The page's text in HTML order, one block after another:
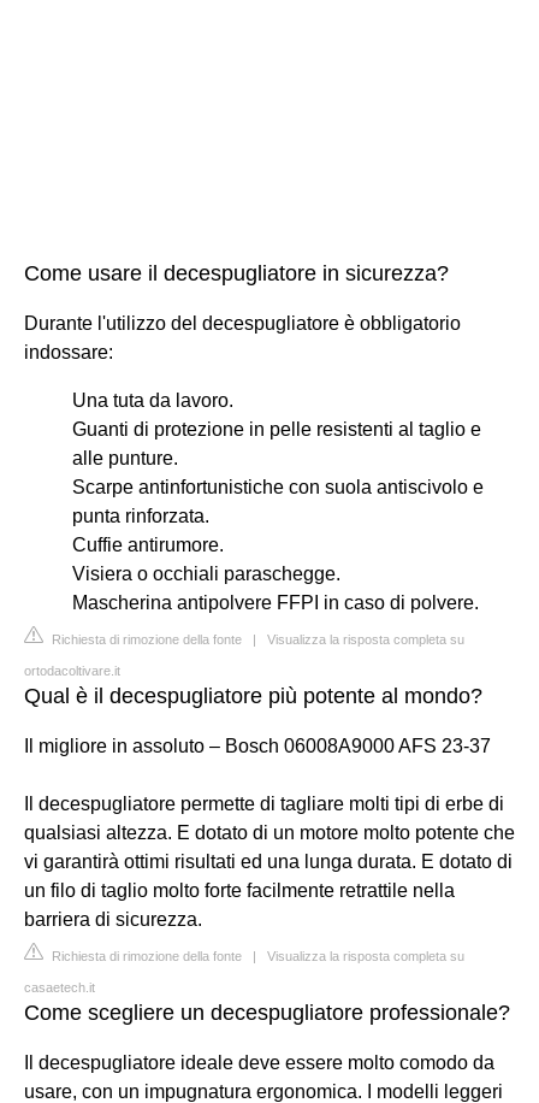
Come usare il decespugliatore in sicurezza?
Durante l'utilizzo del decespugliatore è obbligatorio
indossare:
Una tuta da lavoro.
Guanti di protezione in pelle resistenti al taglio e
alle punture.
Scarpe antinfortunistiche con suola antiscivolo e
punta rinforzata.
Cuffie antirumore.
Visiera o occhiali paraschegge.
Mascherina antipolvere FFPI in caso di polvere.
Richiesta di rimozione della fonte | Visualizza la risposta completa su
ortodacoltivare.it
Qual è il decespugliatore più potente al mondo?
Il migliore in assoluto – Bosch 06008A9000 AFS 23-37
Il decespugliatore permette di tagliare molti tipi di erbe di
qualsiasi altezza. E dotato di un motore molto potente che
vi garantirà ottimi risultati ed una lunga durata. E dotato di
un filo di taglio molto forte facilmente retrattile nella
barriera di sicurezza.
Richiesta di rimozione della fonte | Visualizza la risposta completa su
casaetech.it
Come scegliere un decespugliatore professionale?
Il decespugliatore ideale deve essere molto comodo da
usare, con un impugnatura ergonomica. I modelli leggeri